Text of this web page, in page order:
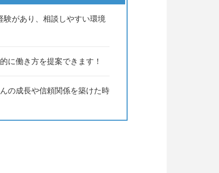
があり、相談しやすい環境
に働き方を提案できます！
の成長や信頼関係を築けた時